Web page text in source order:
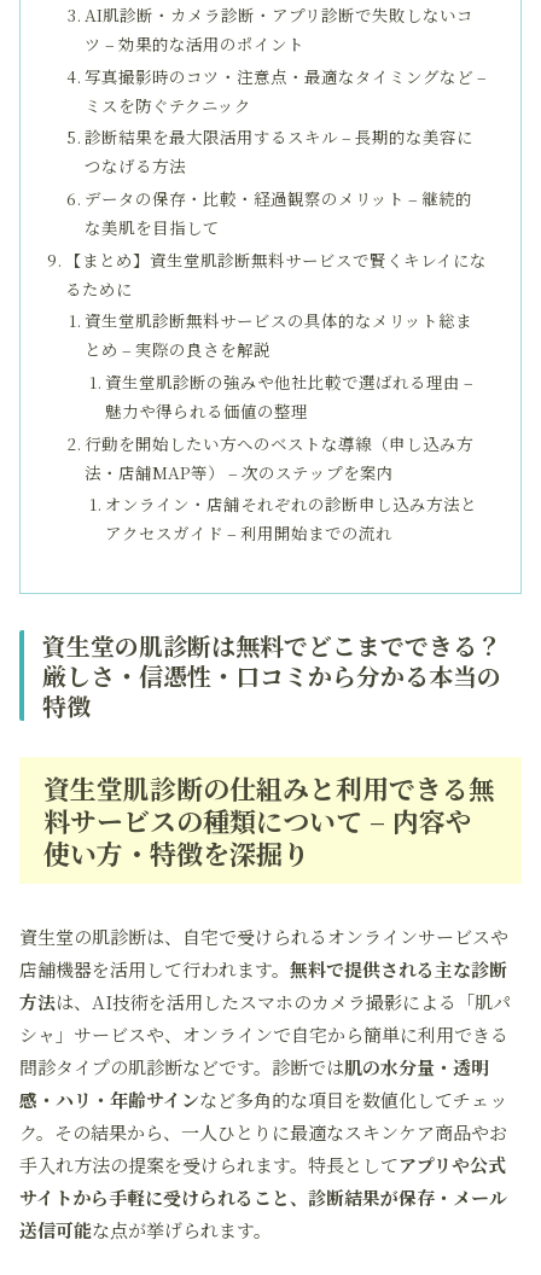
AI肌診断・カメラ診断・アプリ診断で失敗しないコ
ツ – 効果的な活用のポイント
写真撮影時のコツ・注意点・最適なタイミングなど –
ミスを防ぐテクニック
診断結果を最大限活用するスキル – 長期的な美容に
つなげる方法
データの保存・比較・経過観察のメリット – 継続的
な美肌を目指して
【まとめ】資生堂肌診断無料サービスで賢くキレイにな
るために
資生堂肌診断無料サービスの具体的なメリット総ま
とめ – 実際の良さを解説
資生堂肌診断の強みや他社比較で選ばれる理由 –
魅力や得られる価値の整理
行動を開始したい方へのベストな導線（申し込み方
法・店舗MAP等） – 次のステップを案内
オンライン・店舗それぞれの診断申し込み方法と
アクセスガイド – 利用開始までの流れ
資生堂の肌診断は無料でどこまでできる？
厳しさ・信憑性・口コミから分かる本当の
特徴
資生堂肌診断の仕組みと利用できる無
料サービスの種類について – 内容や
使い方・特徴を深掘り
資生堂の肌診断は、自宅で受けられるオンラインサービスや
店舗機器を活用して行われます。 無料で提供される主な診断
方法は、AI技術を活用したスマホのカメラ撮影による「肌パ
シャ」サービスや、オンラインで自宅から簡単に利用できる
問診タイプの肌診断などです。診断では肌の水分量・透明
感・ハリ・年齢サインなど多角的な項目を数値化してチェッ
ク。その結果から、一人ひとりに最適なスキンケア商品やお
手入れ方法の提案を受けられます。特長としてアプリや公式
サイトから手軽に受けられること、診断結果が保存・メール
送信可能な点が挙げられます。